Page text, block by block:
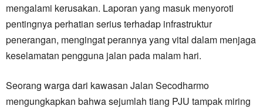
mengalami kerusakan. Laporan yang masuk menyoroti
pentingnya perhatian serius terhadap infrastruktur
penerangan, mengingat perannya yang vital dalam menjaga
keselamatan pengguna jalan pada malam hari.
Seorang warga dari kawasan Jalan Secodharmo
mengungkapkan bahwa sejumlah tiang PJU tampak miring